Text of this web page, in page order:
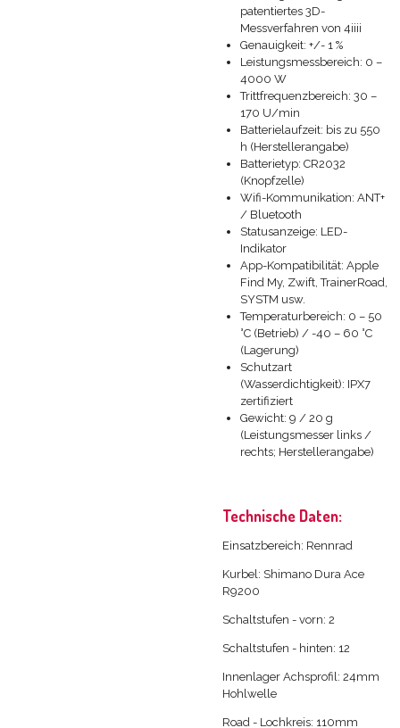
patentiertes 3D-
Messverfahren von 4iiii
Genauigkeit: +/- 1 %
Leistungsmessbereich: 0 –
4000 W
Trittfrequenzbereich: 30 –
170 U/min
Batterielaufzeit: bis zu 550
h (Herstellerangabe)
Batterietyp: CR2032
(Knopfzelle)
Wifi-Kommunikation: ANT+
/ Bluetooth
Statusanzeige: LED-
Indikator
App-Kompatibilität: Apple
Find My, Zwift, TrainerRoad,
SYSTM usw.
Temperaturbereich: 0 – 50
°C (Betrieb) / -40 – 60 °C
(Lagerung)
Schutzart
(Wasserdichtigkeit): IPX7
zertifiziert
Gewicht: 9 / 20 g
(Leistungsmesser links /
rechts; Herstellerangabe)
Technische Daten:
Einsatzbereich: Rennrad
Kurbel: Shimano Dura Ace
R9200
Schaltstufen - vorn: 2
Schaltstufen - hinten: 12
Innenlager Achsprofil: 24mm
Hohlwelle
Road - Lochkreis: 110mm